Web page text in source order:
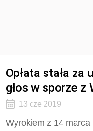
Opłata stała za
głos w sporze z
13 cze 2019
Wyrokiem z 14